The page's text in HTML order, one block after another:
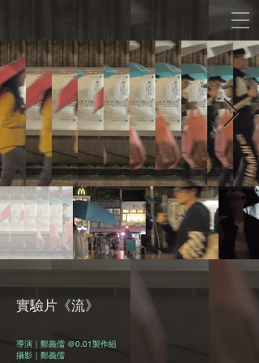
​​​實驗片《流》
導演｜鄭義儒 ＠0.01製作組​
攝影｜鄭義儒